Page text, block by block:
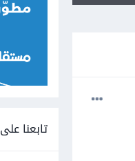
تابعنا على